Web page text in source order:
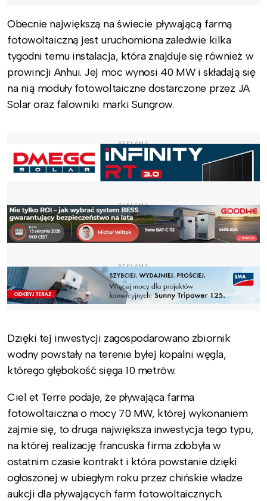
Obecnie największą na świecie pływającą farmą
fotowoltaiczną jest uruchomiona zaledwie kilka
tygodni temu instalacja, która znajduje się również w
prowincji Anhui. Jej moc wynosi 40 MW i składają się
na nią moduły fotowoltaiczne dostarczone przez JA
Solar oraz falowniki marki Sungrow.
REKLAMA
REKLAMA
REKLAMA
Dzięki tej inwestycji zagospodarowano zbiornik
wodny powstały na terenie byłej kopalni węgla,
którego głębokość sięga 10 metrów.
Ciel et Terre podaje, że pływająca farma
fotowoltaiczna o mocy 70 MW, której wykonaniem
zajmie się, to druga największa inwestycja tego typu,
na której realizację francuska firma zdobyła w
ostatnim czasie kontrakt i która powstanie dzięki
ogłoszonej w ubiegłym roku przez chińskie władze
aukcji dla pływających farm fotowoltaicznych.